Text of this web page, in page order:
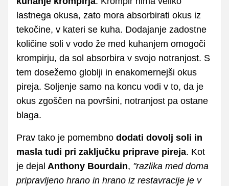
lastnega okusa, zato mora absorbirati okus iz
tekočine, v kateri se kuha. Dodajanje zadostne
količine soli v vodo že med kuhanjem omogoči
krompirju, da sol absorbira v svojo notranjost. S
tem dosežemo globlji in enakomernejši okus
pireja. Soljenje samo na koncu vodi v to, da je
okus zgoščen na površini, notranjost pa ostane
blaga.
Prav tako je pomembno dodati dovolj soli in
masla tudi pri zaključku priprave pireja. Kot
je dejal Anthony Bourdain, "razlika med doma
pripravljeno hrano in hrano iz restavracije je v